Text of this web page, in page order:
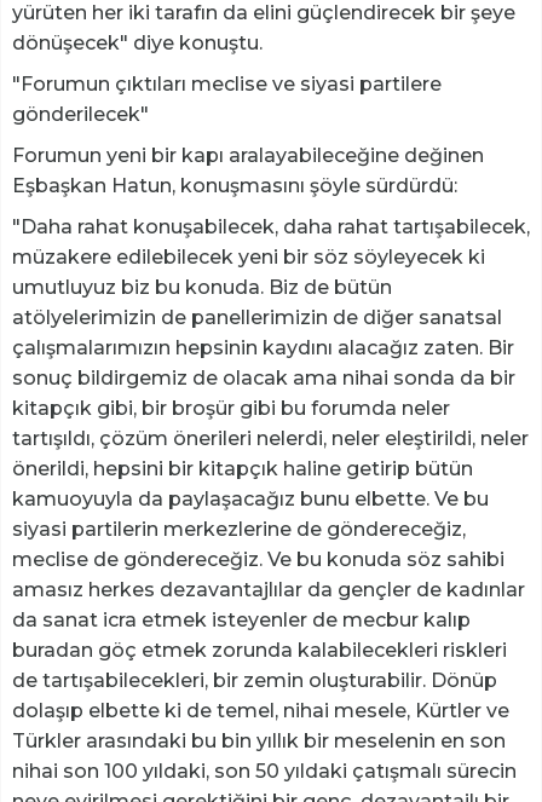
yürüten her iki tarafın da elini güçlendirecek bir şeye
dönüşecek" diye konuştu.
"Forumun çıktıları meclise ve siyasi partilere
gönderilecek"
Forumun yeni bir kapı aralayabileceğine değinen
Eşbaşkan Hatun, konuşmasını şöyle sürdürdü:
"Daha rahat konuşabilecek, daha rahat tartışabilecek,
müzakere edilebilecek yeni bir söz söyleyecek ki
umutluyuz biz bu konuda. Biz de bütün
atölyelerimizin de panellerimizin de diğer sanatsal
çalışmalarımızın hepsinin kaydını alacağız zaten. Bir
sonuç bildirgemiz de olacak ama nihai sonda da bir
kitapçık gibi, bir broşür gibi bu forumda neler
tartışıldı, çözüm önerileri nelerdi, neler eleştirildi, neler
önerildi, hepsini bir kitapçık haline getirip bütün
kamuoyuyla da paylaşacağız bunu elbette. Ve bu
siyasi partilerin merkezlerine de göndereceğiz,
meclise de göndereceğiz. Ve bu konuda söz sahibi
amasız herkes dezavantajlılar da gençler de kadınlar
da sanat icra etmek isteyenler de mecbur kalıp
buradan göç etmek zorunda kalabilecekleri riskleri
de tartışabilecekleri, bir zemin oluşturabilir. Dönüp
dolaşıp elbette ki de temel, nihai mesele, Kürtler ve
Türkler arasındaki bu bin yıllık bir meselenin en son
nihai son 100 yıldaki, son 50 yıldaki çatışmalı sürecin